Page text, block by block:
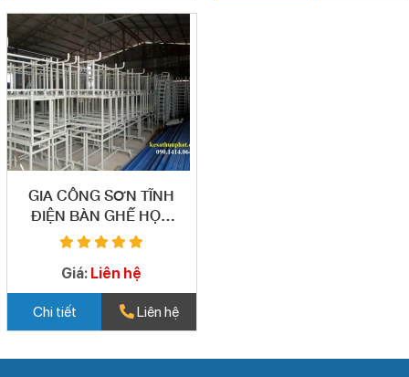
GIA CÔNG SƠN TĨNH
ĐIỆN BÀN GHẾ HỌC
SINH MÀU TRẮNG 01
Giá: Liên hệ
Chi tiết Liên hệ